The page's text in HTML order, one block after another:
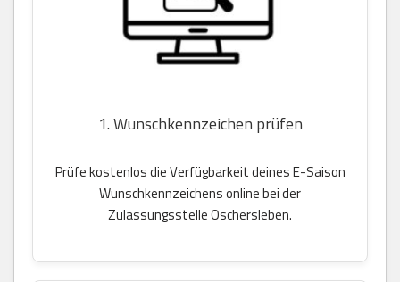
1. Wunschkennzeichen prüfen
Prüfe kostenlos die Verfügbarkeit deines E-Saison
Wunschkennzeichens online bei der
Zulassungsstelle Oschersleben.